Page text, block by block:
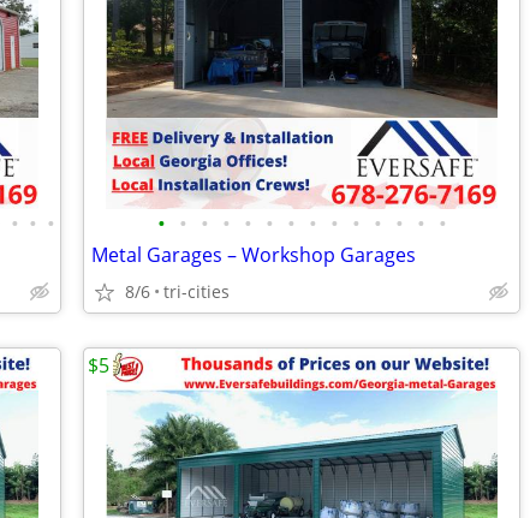
• • • • • • • • • • • • • • • • •
Metal Garages – Workshop Garages
8/6 tri-cities
$5